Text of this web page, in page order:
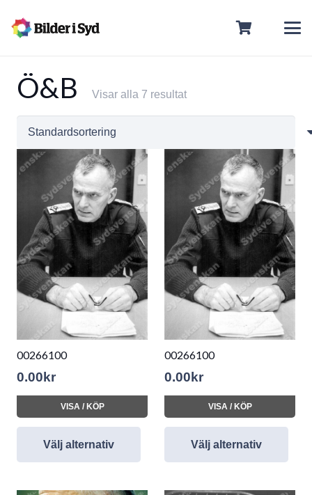
Ö&B Visar alla 7 resultat
00266100
0.00 kr
VISA / KÖP
Välj alternativ
00266100
0.00 kr
VISA / KÖP
Välj alternativ